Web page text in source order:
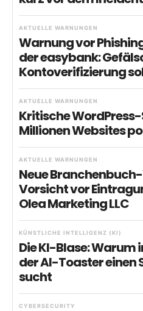
AKTUELLE WARNUNGEN
Warnung vor
der easybank:
Kontoverifizierung
AKTUELLE WARNUNGEN
Kritische
Millionen Websites
AKTUELLE WARNUNGEN
Neue
Vorsicht vor
Olea Marketing LLC
KÜNSTLICHE INTELLIGENZ (KI)
Die KI-Blase: Warum
der AI-Toaster einen
sucht
CYBERSECURITY